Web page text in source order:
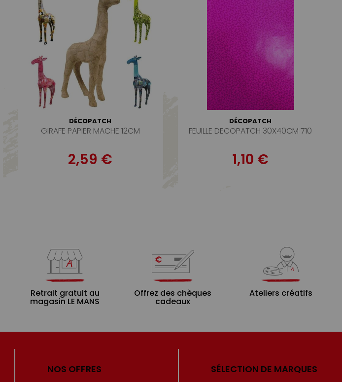
DÉCOPATCH
GIRAFE PAPIER MACHE 12CM
2,59 €
DÉCOPATCH
FEUILLE DECOPATCH 30X40CM 710
1,10 €
Retrait gratuit au
magasin LE MANS
Offrez des chèques
cadeaux
Ateliers créatifs
NOS OFFRES SÉLECTION DE MARQUES